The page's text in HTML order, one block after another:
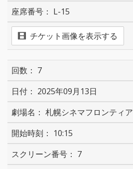
L-15
チケット画像を表示する
7
2025年09月13日
札幌シネマフロンティア
10:15
7